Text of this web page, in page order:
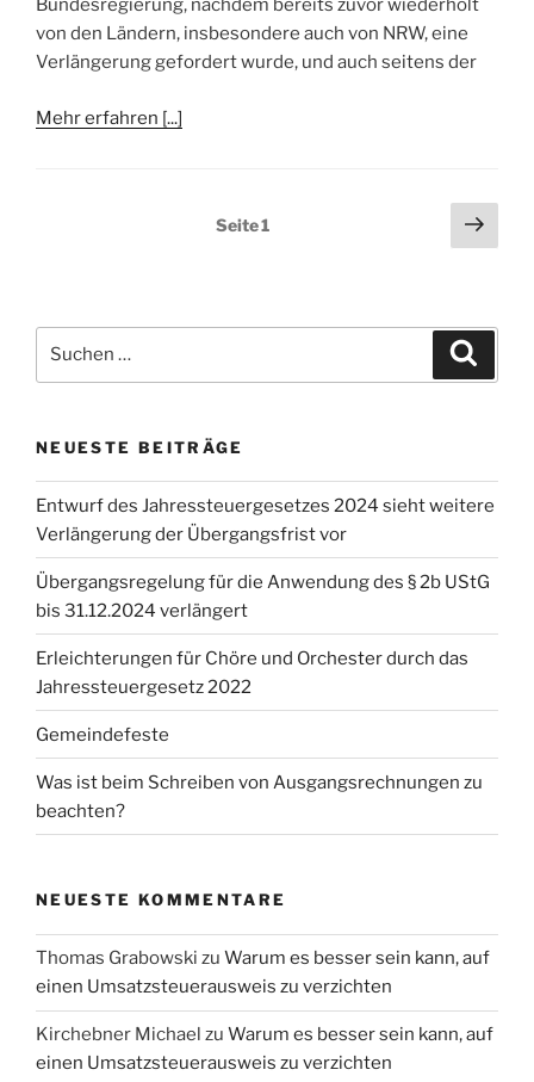
Bundesregierung, nachdem bereits zuvor wiederholt
von den Ländern, insbesondere auch von NRW, eine
Verlängerung gefordert wurde, und auch seitens der
Mehr erfahren [...]
Seitennummerierung
Seite1
nach:
NEUESTE BEITRÄGE
Entwurf des Jahressteuergesetzes 2024 sieht weitere
Verlängerung der Übergangsfrist vor
Übergangsregelung für die Anwendung des § 2b UStG
bis 31.12.2024 verlängert
Erleichterungen für Chöre und Orchester durch das
Jahressteuergesetz 2022
Gemeindefeste
Was ist beim Schreiben von Ausgangsrechnungen zu
beachten?
NEUESTE KOMMENTARE
Thomas Grabowski zu Warum es besser sein kann, auf
einen Umsatzsteuerausweis zu verzichten
Kirchebner Michael zu Warum es besser sein kann, auf
einen Umsatzsteuerausweis zu verzichten